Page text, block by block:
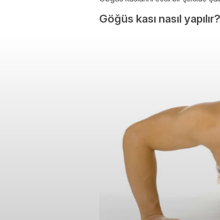
Göğüs kası nasıl yapılır?